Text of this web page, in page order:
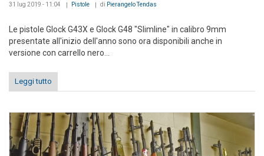
31 lug 2019 - 11:04 Pistole di Pierangelo Tendas
Le pistole Glock G43X e Glock G48 "Slimline" in calibro 9mm
presentate all'inizio dell'anno sono ora disponibili anche in
versione con carrello nero...
Leggi tutto